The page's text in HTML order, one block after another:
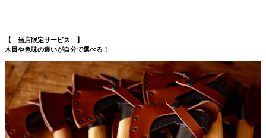
【 当店限定サービス 】
木目や色味の違いが自分で選べる！